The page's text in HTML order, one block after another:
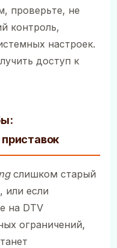
проверьте, не
контроль,
настроек.
доступ к
слишком старый
или если
на DTV
ограничений,